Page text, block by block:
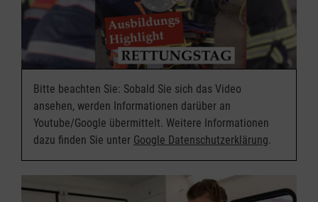
Bitte beachten Sie: Sobald Sie sich das Video
ansehen, werden Informationen darüber an
Youtube/Google übermittelt. Weitere Informationen
dazu finden Sie unter Google Datenschutzerklärung.